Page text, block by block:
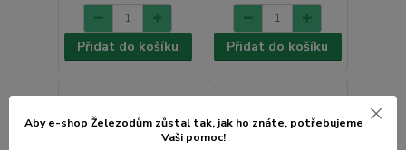
Přidat do košíku Přidat do košíku
Aby e-shop Železodům zůstal tak, jak ho znáte, potřebujeme
Vaši pomoc!